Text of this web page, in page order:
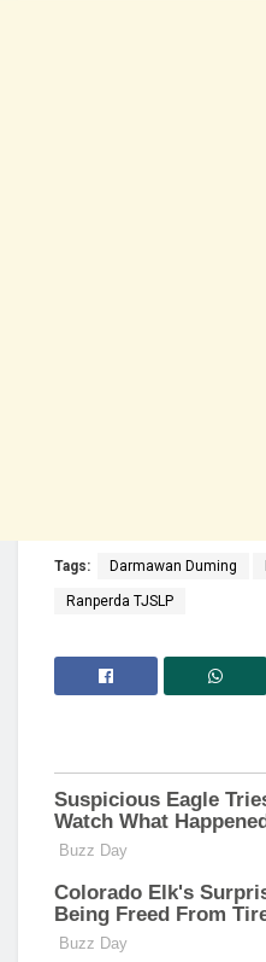
Tags: Darmawan Duming
Ranperda TJSLP